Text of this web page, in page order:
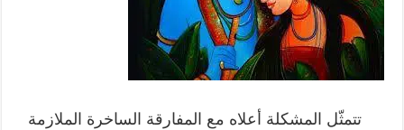
تتمثّل المشكلة أعلاه مع المفارقة الساخرة الملازمة